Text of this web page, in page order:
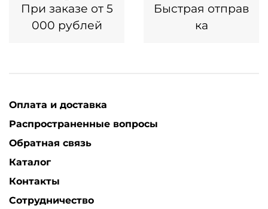
При заказе от 5
000 рублей
Быстрая отправ
ка
Оплата и доставка
Распространенные вопросы
Обратная связь
Каталог
Контакты
Сотрудничество